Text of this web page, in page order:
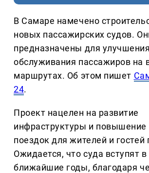
В Самаре намечено
новых пассажирских судов.
предназначены для улучшения
обслуживания пассажиров на
маршрутах. Об этом пишет
24.
Проект нацелен на развитие
инфраструктуры и повышение
поездок для жителей и гостей
Ожидается, что суда вступят в
ближайшие годы, благодаря